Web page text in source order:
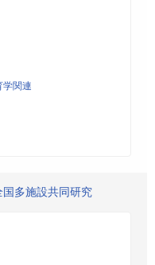
学関連
多施設共同研究